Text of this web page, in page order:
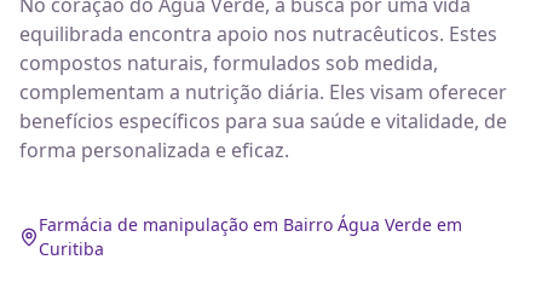
equilibrada encontra apoio nos nutracêuticos. Estes
compostos naturais, formulados sob medida,
complementam a nutrição diária. Eles visam oferecer
benefícios específicos para sua saúde e vitalidade, de
forma personalizada e eficaz.
Farmácia de manipulação em Bairro Água Verde em
Curitiba